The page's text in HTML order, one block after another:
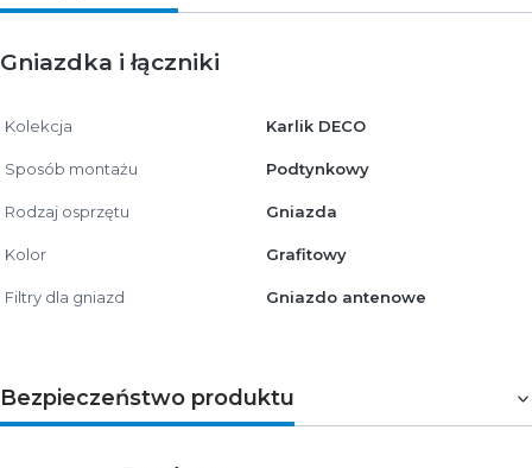
Gniazdka i łączniki
Kolekcja Karlik DECO
Sposób montażu Podtynkowy
Rodzaj osprzętu Gniazda
Kolor Grafitowy
Filtry dla gniazd Gniazdo antenowe
Bezpieczeństwo produktu